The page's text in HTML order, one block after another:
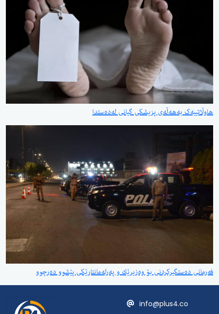
هاوڵاتییەک بەهەڵەی پزیشکی گیانی لەدەستدا
فەرمانی دەستگیركردنی بۆ وەزیرێك و پەرلەمانتارێكی پێشوو دەرچوو
info@plus4.co